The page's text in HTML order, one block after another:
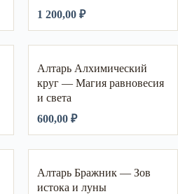
1 200,00 ₽
Алтарь Алхимический
круг — Магия равновесия
и света
600,00 ₽
Алтарь Бражник — Зов
истока и луны